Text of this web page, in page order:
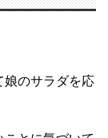
娘のサラダを応